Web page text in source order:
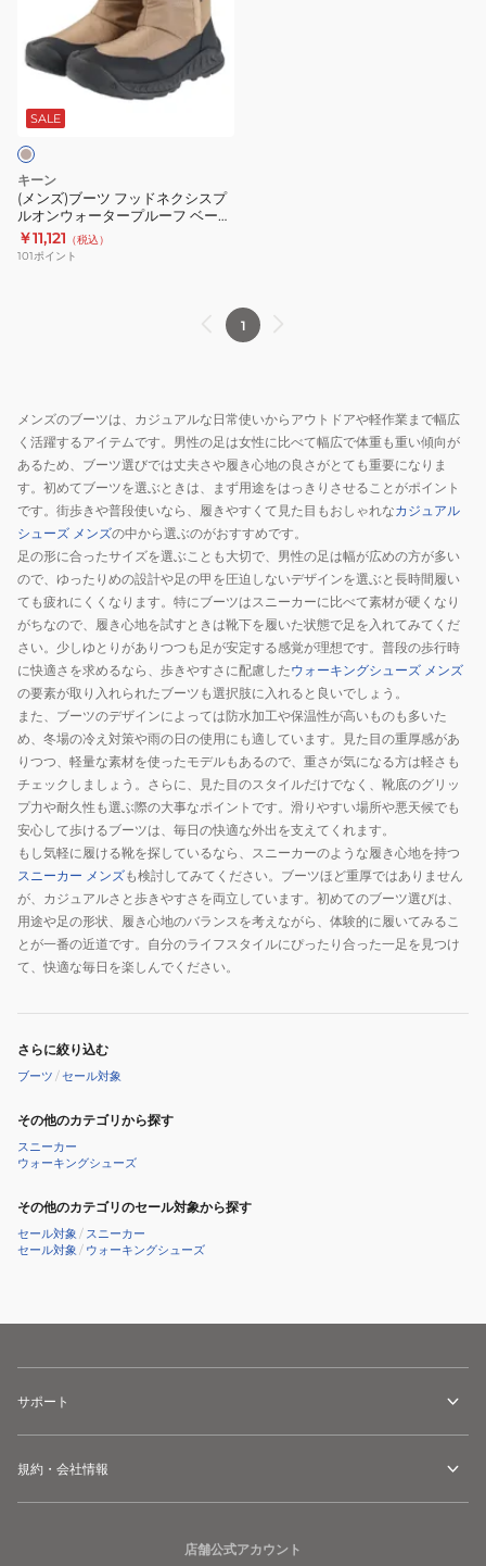
ー
ツ
ッ
ド
ネ
ク
シ
ス
ー
タ
ー
プ
ル
ー
フ
ベ
ー
ジ
ュ
1027992
ウ
ィ
ン
タ
ー
防
水
防
寒
軽
冬
タ
ン
カ
ュ
ア
SALE
キーン
(メンズ)ブーツ フッドネクシスプ
ルオンウォータープルーフ ベージ
ュ 1027992 ウィンター 防水 防寒
軽量 雪 冬 タウン カジュアル
￥11,121 （税込）
101ポイント
1
メンズのブーツは、カジュアルな日常使いからアウトドアや軽作業まで幅広
く活躍するアイテムです。男性の足は女性に比べて幅広で体重も重い傾向が
あるため、ブーツ選びでは丈夫さや履き心地の良さがとても重要になりま
す。初めてブーツを選ぶときは、まず用途をはっきりさせることがポイント
です。街歩きや普段使いなら、履きやすくて見た目もおしゃれなカジュアル
シューズ メンズの中から選ぶのがおすすめです。
足の形に合ったサイズを選ぶことも大切で、男性の足は幅が広めの方が多い
ので、ゆったりめの設計や足の甲を圧迫しないデザインを選ぶと長時間履い
ても疲れにくくなります。特にブーツはスニーカーに比べて素材が硬くなり
がちなので、履き心地を試すときは靴下を履いた状態で足を入れてみてくだ
さい。少しゆとりがありつつも足が安定する感覚が理想です。普段の歩行時
に快適さを求めるなら、歩きやすさに配慮したウォーキングシューズ メンズ
の要素が取り入れられたブーツも選択肢に入れると良いでしょう。
また、ブーツのデザインによっては防水加工や保温性が高いものも多いた
め、冬場の冷え対策や雨の日の使用にも適しています。見た目の重厚感があ
りつつ、軽量な素材を使ったモデルもあるので、重さが気になる方は軽さも
チェックしましょう。さらに、見た目のスタイルだけでなく、靴底のグリッ
プ力や耐久性も選ぶ際の大事なポイントです。滑りやすい場所や悪天候でも
安心して歩けるブーツは、毎日の快適な外出を支えてくれます。
もし気軽に履ける靴を探しているなら、スニーカーのような履き心地を持つ
スニーカー メンズも検討してみてください。ブーツほど重厚ではありません
が、カジュアルさと歩きやすさを両立しています。初めてのブーツ選びは、
用途や足の形状、履き心地のバランスを考えながら、体験的に履いてみるこ
とが一番の近道です。自分のライフスタイルにぴったり合った一足を見つけ
て、快適な毎日を楽しんでください。
さらに絞り込む
ブーツ /セール対象
その他のカテゴリから探す
スニーカー
ウォーキングシューズ
その他のカテゴリのセール対象から探す
セール対象 / スニーカー
セール対象 / ウォーキングシューズ
サポート
規約・会社情報
店舗公式アカウント